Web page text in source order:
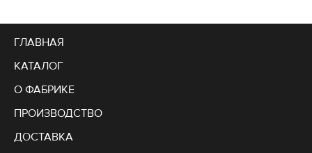
ГЛАВНАЯ
КАТАЛОГ
О ФАБРИКЕ
ПРОИЗВОДСТВО
ДОСТАВКА